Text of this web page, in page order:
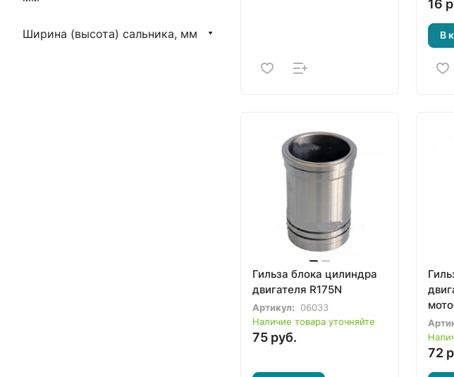
16
В
Гильза блока цилиндра
двигателя R175N
Артикул:
06033
Наличие товара уточняйте
75 руб.
72
Ширина (высота) сальника, мм